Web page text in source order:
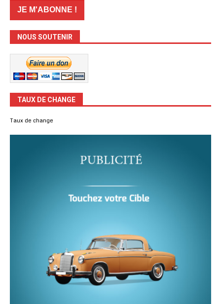
NOUS SOUTENIR
TAUX DE CHANGE
Taux de change